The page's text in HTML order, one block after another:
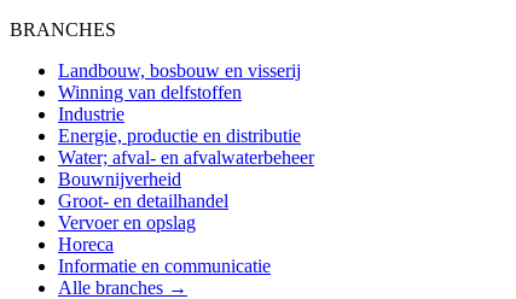
BRANCHES
Landbouw, bosbouw en visserij
Winning van delfstoffen
Industrie
Energie, productie en distributie
Water; afval- en afvalwaterbeheer
Bouwnijverheid
Groot- en detailhandel
Vervoer en opslag
Horeca
Informatie en communicatie
Alle branches →